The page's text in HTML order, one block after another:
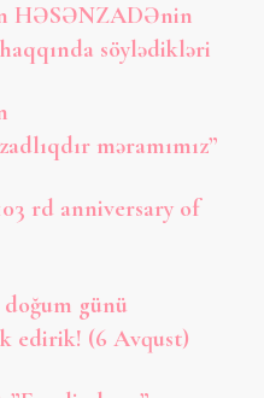
HƏSƏNZADƏnin
söylədikləri
məramımız”
rd anniversary of
günü
edirik! (6 Avqust)